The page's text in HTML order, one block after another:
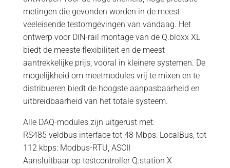
metingen die gevonden worden in de meest
veeleisende testomgevingen van vandaag. Het
ontwerp voor DIN-rail montage van de Q.bloxx XL
biedt de meeste flexibiliteit en de meest
aantrekkelijke prijs, vooral in kleinere systemen. De
mogelijkheid om meetmodules vrij te mixen en te
distribueren biedt de hoogste aanpasbaarheid en
uitbreidbaarheid van het totale systeem.
Alle DAQ-modules zijn uitgerust met:
RS485 veldbus interface tot 48 Mbps: LocalBus, tot
112 kbps: Modbus-RTU, ASCII
Aansluitbaar op testcontroller Q.station X